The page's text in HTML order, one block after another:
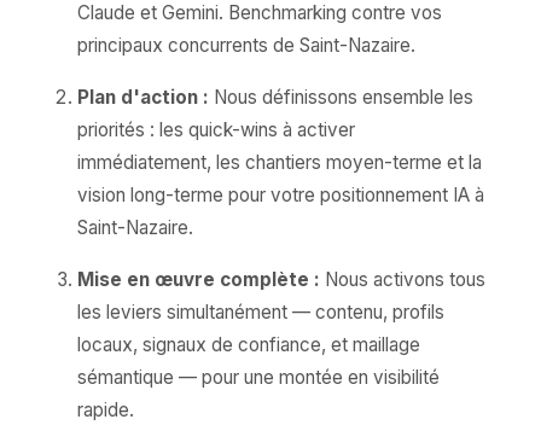
Claude et Gemini. Benchmarking contre vos
principaux concurrents de Saint-Nazaire.
Plan d'action : Nous définissons ensemble les
priorités : les quick-wins à activer
immédiatement, les chantiers moyen-terme et la
vision long-terme pour votre positionnement IA à
Saint-Nazaire.
Mise en œuvre complète : Nous activons tous
les leviers simultanément — contenu, profils
locaux, signaux de confiance, et maillage
sémantique — pour une montée en visibilité
rapide.